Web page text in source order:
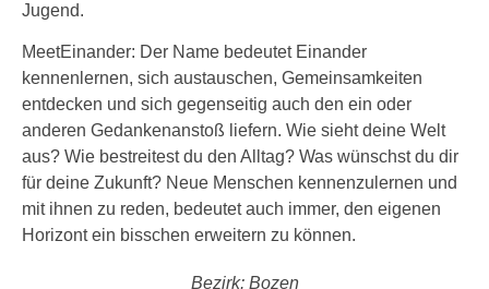
Jugend.
MeetEinander: Der Name bedeutet Einander
kennenlernen, sich austauschen, Gemeinsamkeiten
entdecken und sich gegenseitig auch den ein oder
anderen Gedankenanstoß liefern. Wie sieht deine Welt
aus? Wie bestreitest du den Alltag? Was wünschst du dir
für deine Zukunft? Neue Menschen kennenzulernen und
mit ihnen zu reden, bedeutet auch immer, den eigenen
Horizont ein bisschen erweitern zu können.
Bezirk: Bozen